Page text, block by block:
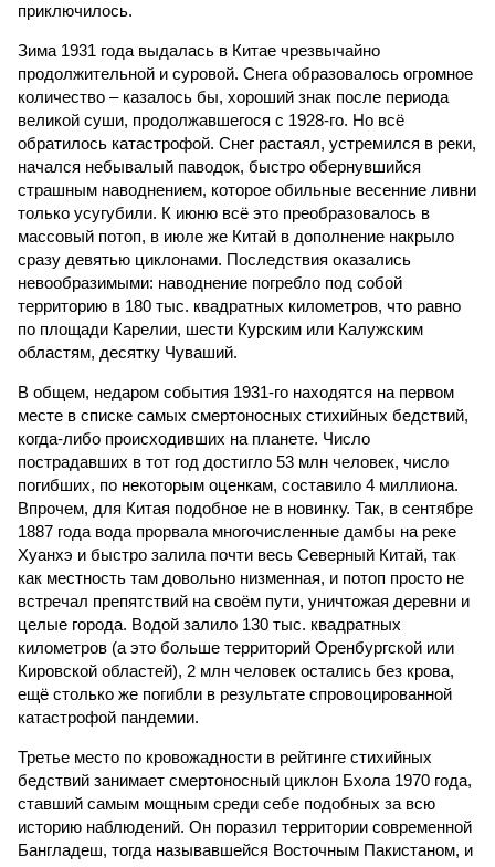
приключилось.
Зима 1931 года выдалась в Китае чрезвычайно
продолжительной и суровой. Снега образовалось огромное
количество – казалось бы, хороший знак после периода
великой суши, продолжавшегося с 1928-го. Но всё
обратилось катастрофой. Снег растаял, устремился в реки,
начался небывалый паводок, быстро обернувшийся
страшным наводнением, которое обильные весенние ливни
только усугубили. К июню всё это преобразовалось в
массовый потоп, в июле же Китай в дополнение накрыло
сразу девятью циклонами. Последствия оказались
невообразимыми: наводнение погребло под собой
территорию в 180 тыс. квадратных километров, что равно
по площади Карелии, шести Курским или Калужским
областям, десятку Чуваший.
В общем, недаром события 1931-го находятся на первом
месте в списке самых смертоносных стихийных бедствий,
когда-либо происходивших на планете. Число
пострадавших в тот год достигло 53 млн человек, число
погибших, по некоторым оценкам, составило 4 миллиона.
Впрочем, для Китая подобное не в новинку. Так, в сентябре
1887 года вода прорвала многочисленные дамбы на реке
Хуанхэ и быстро залила почти весь Северный Китай, так
как местность там довольно низменная, и потоп просто не
встречал препятствий на своём пути, уничтожая деревни и
целые города. Водой залило 130 тыс. квадратных
километров (а это больше территорий Оренбургской или
Кировской областей), 2 млн человек остались без крова,
ещё столько же погибли в результате спровоцированной
катастрофой пандемии.
Третье место по кровожадности в рейтинге стихийных
бедствий занимает смертоносный циклон Бхола 1970 года,
ставший самым мощным среди себе подобных за всю
историю наблюдений. Он поразил территории современной
Бангладеш, тогда называвшейся Восточным Пакистаном, и